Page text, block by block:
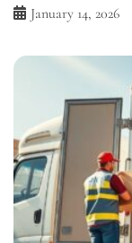
January 14, 2026